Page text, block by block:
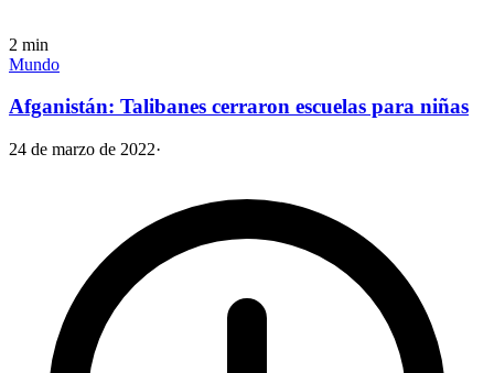
2 min
Mundo
Afganistán: Talibanes cerraron escuelas para niñas
24 de marzo de 2022·